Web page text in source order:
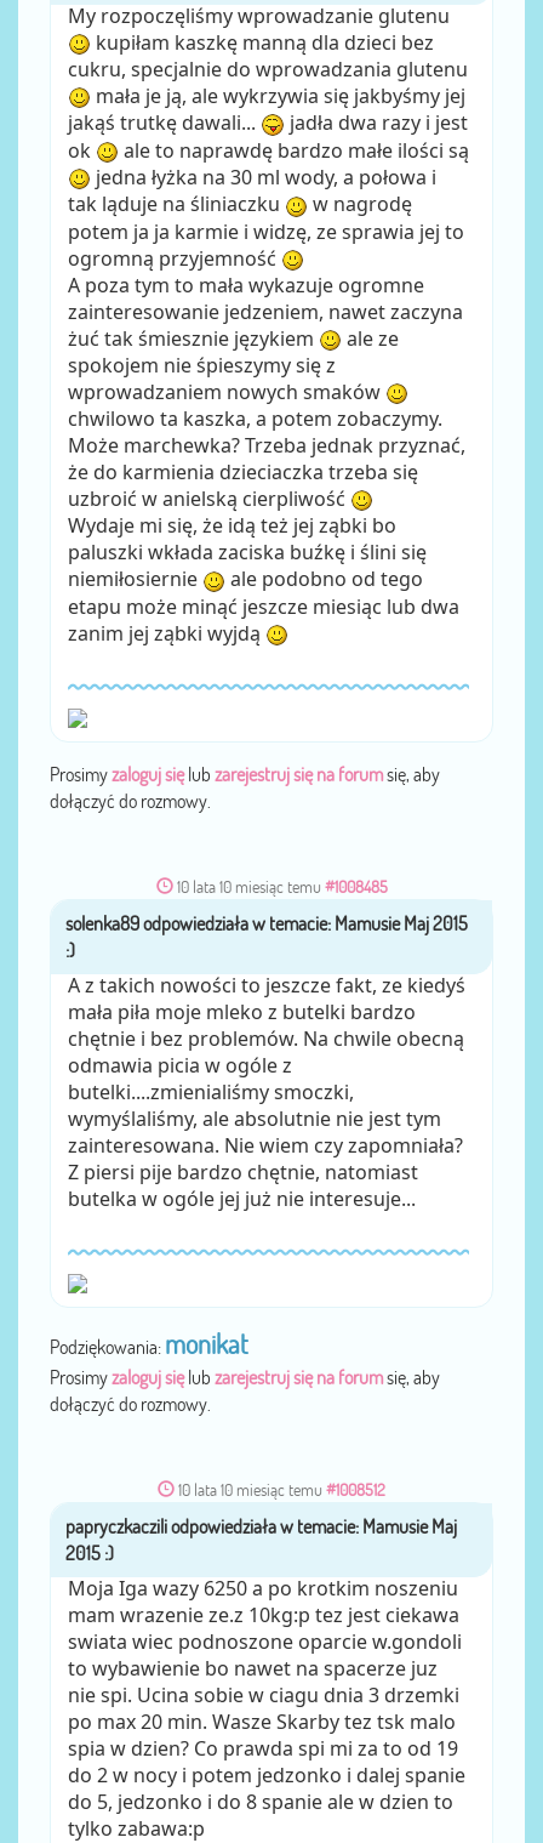
My rozpoczęliśmy wprowadzanie glutenu
kupiłam kaszkę manną dla dzieci bez
cukru, specjalnie do wprowadzania glutenu
mała je ją, ale wykrzywia się jakbyśmy jej
jakąś trutkę dawali...
jadła dwa razy i jest
ok
ale to naprawdę bardzo małe ilości są
jedna łyżka na 30 ml wody, a połowa i
tak ląduje na śliniaczku
w nagrodę
potem ja ja karmie i widzę, ze sprawia jej to
ogromną przyjemność
A poza tym to mała wykazuje ogromne
zainteresowanie jedzeniem, nawet zaczyna
żuć tak śmiesznie językiem
ale ze
spokojem nie śpieszymy się z
wprowadzaniem nowych smaków
chwilowo ta kaszka, a potem zobaczymy.
Może marchewka? Trzeba jednak przyznać,
że do karmienia dzieciaczka trzeba się
uzbroić w anielską cierpliwość
Wydaje mi się, że idą też jej ząbki bo
paluszki wkłada zaciska buźkę i ślini się
niemiłosiernie
ale podobno od tego
etapu może minąć jeszcze miesiąc lub dwa
zanim jej ząbki wyjdą
Prosimyzaloguj sięlub zarejestruj się na forumsię, aby
dołączyć do rozmowy.
10 lata 10 miesiąc temu #1008485
przezsolenka89
A z takich nowości to jeszcze fakt, ze kiedyś
mała piła moje mleko z butelki bardzo
chętnie i bez problemów. Na chwile obecną
odmawia picia w ogóle z
butelki....zmienialiśmy smoczki,
wymyślaliśmy, ale absolutnie nie jest tym
zainteresowana. Nie wiem czy zapomniała?
Z piersi pije bardzo chętnie, natomiast
butelka w ogóle jej już nie interesuje...
Podziękowania: monikat
Prosimyzaloguj sięlub zarejestruj się na forumsię, aby
dołączyć do rozmowy.
10 lata 10 miesiąc temu #1008512
przezpapryczkaczili
Moja Iga wazy 6250 a po krotkim noszeniu
mam wrazenie ze.z 10kg:p tez jest ciekawa
swiata wiec podnoszone oparcie w.gondoli
to wybawienie bo nawet na spacerze juz
nie spi. Ucina sobie w ciagu dnia 3 drzemki
po max 20 min. Wasze Skarby tez tsk malo
spia w dzien? Co prawda spi mi za to od 19
do 2 w nocy i potem jedzonko i dalej spanie
do 5, jedzonko i do 8 spanie ale w dzien to
tylko zabawa:p